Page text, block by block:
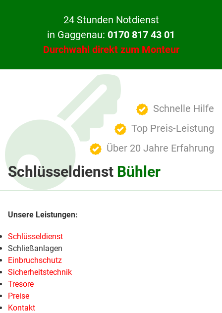
24 Stunden Notdienst
in Gaggenau: 0170 817 43 01
Durchwahl direkt zum Monteur
Schnelle Hilfe
Top Preis-Leistung
Über 20 Jahre Erfahrung
Schlüsseldienst Bühler
Schlüsseldienst
Schließanlagen
Einbruchschutz
Sicherheitstechnik
Tresore
Preise
Kontakt